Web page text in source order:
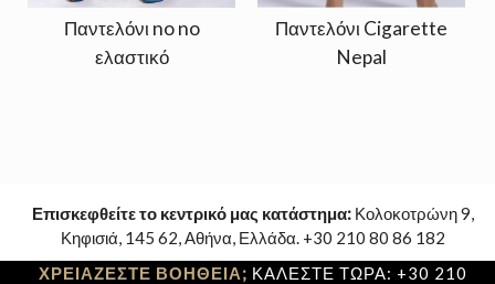
Παντελόνι no no
ελαστικό
Παντελόνι Cigarette
Nepal
Επισκεφθείτε το κεντρικό μας κατάστημα: Κολοκοτρώνη 9,
Κηφισιά, 145 62, Αθήνα, Ελλάδα. +30 210 80 86 182
ΧΡΕΙΑΖΕΣΤΕ ΒΟΗΘΕΙΑ; ΚΑΛΕΣΤΕ ΤΩΡΑ: +30 210